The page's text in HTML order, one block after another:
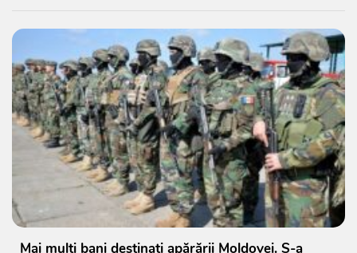
Mai mulți bani destinați apărării Moldovei. S-a